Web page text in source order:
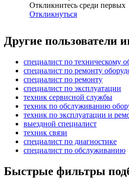
Откликнитесь среди первых
Откликнуться
Другие пользователи
специалист по техническому
специалист по ремонту
специалист по ремонту
специалист по эксплуатации
техник сервисной службы
техник по обслуживанию
техник по эксплуатации и
выездной специалист
техник связи
специалист по диагностике
специалист по обслуживанию
Быстрые фильтры